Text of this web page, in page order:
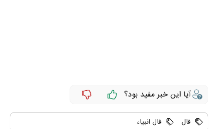
آیا این خبر مفید بود؟
فال فال انبیاء